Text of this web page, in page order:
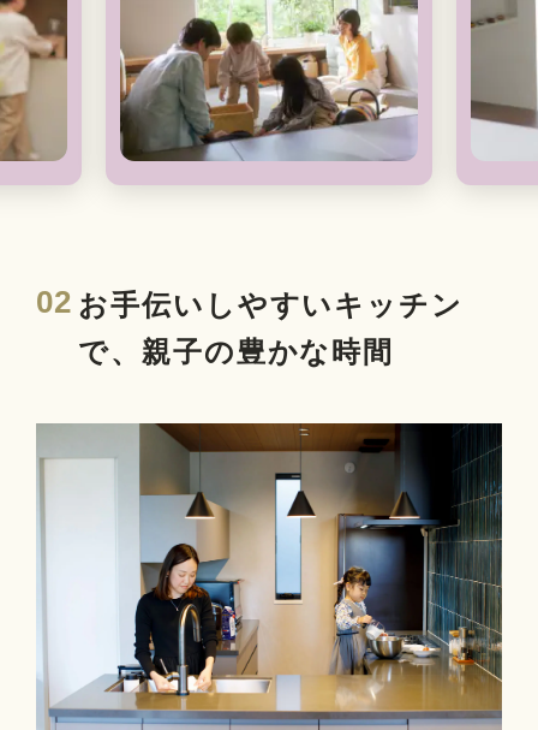
02 お手伝いしやすいキッチン
で、親子の豊かな時間